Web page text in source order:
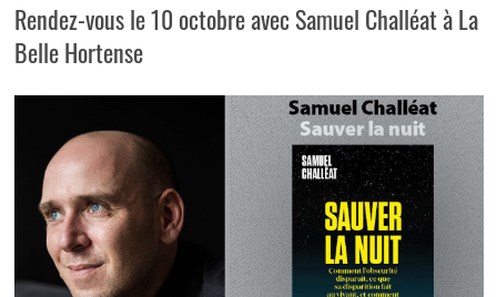
Rendez-vous le 10 octobre avec Samuel Challéat à La
Belle Hortense